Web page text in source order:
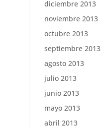
diciembre 2013
noviembre 2013
octubre 2013
septiembre 2013
agosto 2013
julio 2013
junio 2013
mayo 2013
abril 2013